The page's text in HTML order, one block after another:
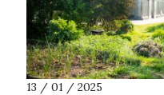
13 / 01 / 2025